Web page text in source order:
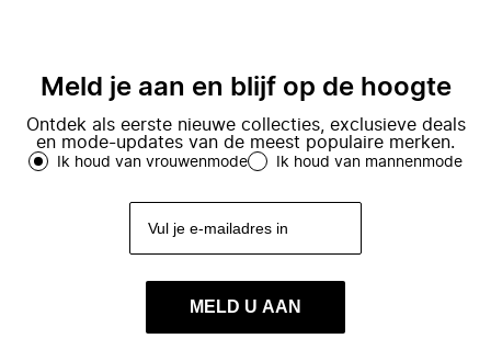
Meld je aan en blijf op de hoogte
Ontdek als eerste nieuwe collecties, exclusieve deals
en mode-updates van de meest populaire merken.
Ik houd van vrouwenmode Ik houd van mannenmode
MELD U AAN